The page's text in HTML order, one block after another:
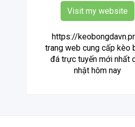
Visit my website
https://
trang web cung cấp kèo
đá trực tuyến mới nhất
nhật hôm nay